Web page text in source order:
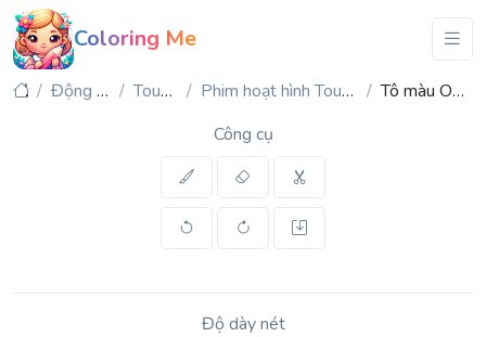
Coloring Me
Động vật Toucan Phim hoạt hình Toucan 1
Tô màu Online
Công cụ
Độ dày nét